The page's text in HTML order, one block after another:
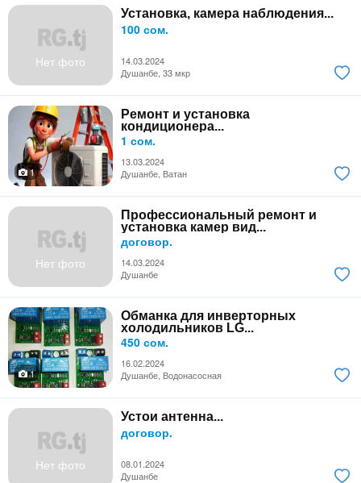
Нет фото
Установка, камера наблюдения...
100 сом.
14.03.2024
Душанбе, 33 мкр
Ремонт и установка
кондиционера...
1 сом.
13.03.2024
1
Душанбе, Ватан
Нет фото
Профессиональный ремонт и
установка камер вид...
договор.
14.03.2024
Душанбе
Обманка для инверторных
холодильников LG...
450 сом.
16.02.2024
1
Душанбе, Водонасосная
Нет фото
Устои антенна...
договор.
08.01.2024
Душанбе